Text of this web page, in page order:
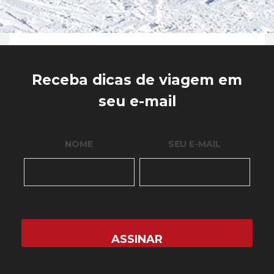
Receba dicas de viagem em
seu e-mail
NOME SEU E-MAIL